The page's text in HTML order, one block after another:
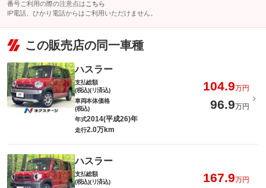
番号ご利用の際の注意点は こちら
IP電話、ひかり電話からはご利用いただけません。
この販売店の同一車種
ハスラー
支払総額
(税込)(リ済込)
104.9万円
車両本体価格
(税込)
96.9万円
年式2014(平成26)年
走行2.0万km
ハスラー
支払総額
(税込)(リ済込)
167.9万円